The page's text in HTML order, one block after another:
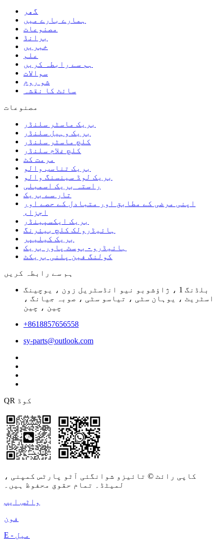
گھر
ہمارے بارے میں
مصنوعات
برانڈ
خبریں
علم
ہم سے رابطہ کریں
سوالات
شو روم
سائٹ کا نقشہ
مصنوعات
بریک ماسٹر سلنڈر
بریک وہیل سلنڈر
کلچ ماسٹر سلنڈر
کلچ غلام سلنڈر
مرمت کٹ
بریک تناسب والو
بریک لوڈ سینسنگ والو
راستہ بریک اسمبلی
تار سے بریک
اپنی مرضی کے مطابق اور متبادل کے حصے اور
اجزاء
بریک ایکسپینڈر
ہائیڈرولک کلچ بیئرنگ
بریک کیلیپر
ہائیڈرو - بوسٹ پاور بریک
کولنگ فین پلنی بریکٹ
ہم سے رابطہ کریں
بلڈنگ 1 ، ژاؤشوبو نیو انڈسٹریل زون ، یوچینگ
اسٹریٹ ، یوہان سٹی ، تیاسو سٹی ، صوبہ جیانگ ،
چین ، چین
+8618857656558
sy-parts@outlook.com
QR کوڈ
کاپی رائٹ © تائیزو شوانگئی آٹو پارٹس کمپنی ،
لمیٹڈ۔ تمام حقوق محفوظ ہیں۔
واٹس ایپ
فون
E - میل